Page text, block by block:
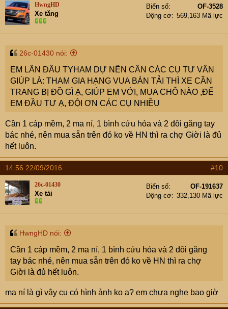
HwngHD
Xe tăng
Biển số
OF-3528
Động cơ
569,163 Mã lực
26c-01430 nói:
EM LẦN ĐẦU TYHAM DỰ NÊN CẦN CÁC CỤ TƯ VẤN
GIÚP LÀ: THAM GIA HẠNG VUA BÁN TẢI THÌ XE CẦN
TRANG BỊ ĐỒ GÌ Ạ, GIÚP EM VỚI, MUA CHỖ NÀO ,ĐỂ
EM ĐẦU TƯ Ạ, ĐỘI ƠN CÁC CỤ NHIỀU
Cần 1 cáp mềm, 2 ma ní, 1 bình cứu hỏa và 2 đôi găng tay
bác nhé, nên mua sẵn trên đó ko về HN thì ra chợ Giời là đủ
hết luôn.
14:56 22/09/2016 #10
26c-01430
Xe tải
Biển số
OF-191637
Động cơ
332,130 Mã lực
HwngHD nói:
Cần 1 cáp mềm, 2 ma ní, 1 bình cứu hỏa và 2 đôi găng
tay bác nhé, nên mua sẵn trên đó ko về HN thì ra chợ
Giời là đủ hết luôn.
ma ní là gì vậy cụ có hình ảnh ko ạ? em chưa nghe bao giờ